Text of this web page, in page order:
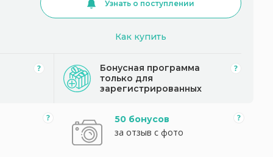
Узнать о поступлении
Как купить
Бонусная программа
только для
зарегистрированных
50 бонусов
за отзыв с фото